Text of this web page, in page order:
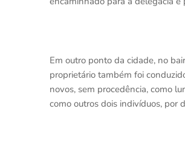
Em outro ponto da cidade, no
proprietário também foi
novos, sem procedência, como
como outros dois indivíduos, por